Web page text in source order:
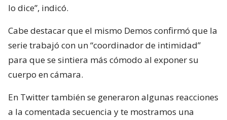
lo dice”, indicó.
Cabe destacar que el mismo Demos confirmó que la
serie trabajó con un “coordinador de intimidad”
para que se sintiera más cómodo al exponer su
cuerpo en cámara.
En Twitter también se generaron algunas reacciones
a la comentada secuencia y te mostramos una